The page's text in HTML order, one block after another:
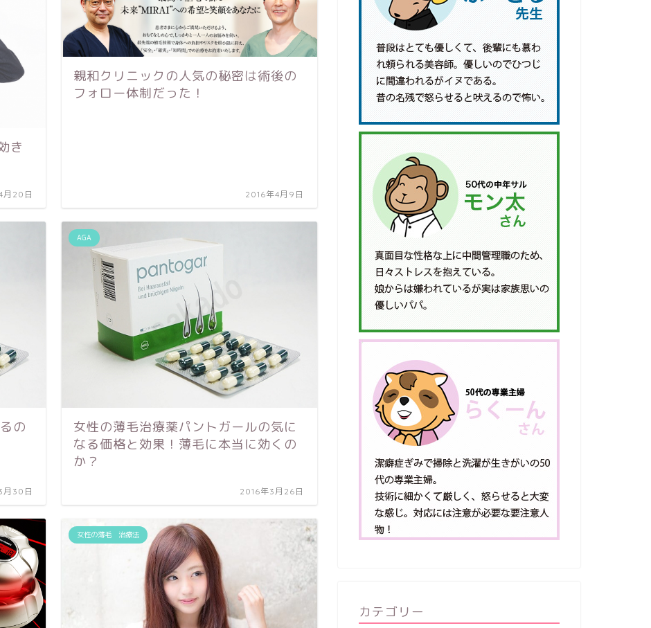
き
月20日
親和クリニックの人気の秘密は術後の
フォロー体制だった！
2016年4月9日
の
月30日
AGA
女性の薄毛治療薬パントガールの気に
なる価格と効果！薄毛に本当に効くの
か？
2016年3月26日
女性の薄毛 治療法
カテゴリー